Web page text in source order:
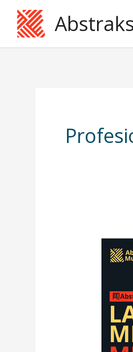
Skip
content